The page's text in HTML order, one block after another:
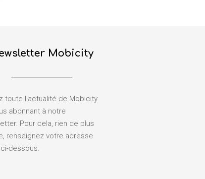
Mobicity
toute l'actualité de Mobicity
abonnant à notre
Pour cela, rien de plus
renseignez votre adresse
dessous.